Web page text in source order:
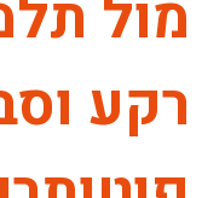
מול
רקע